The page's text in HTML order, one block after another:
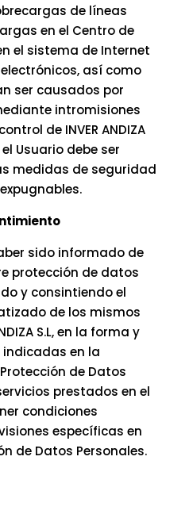
de líneas
en el Centro de
el sistema de Internet
así como
ser causados por
intromisiones
de INVER ANDIZA
el Usuario debe ser
medidas de seguridad
sido informado de
protección de datos
y consintiendo el
de los mismos
S.L, en la forma y
en la
de Datos
prestados en el
condiciones
específicas en
de Datos Personales.